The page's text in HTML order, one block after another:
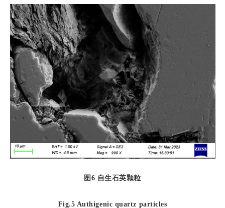
图 6 自生石英颗粒
Fig.5 Authigenic quartz particles